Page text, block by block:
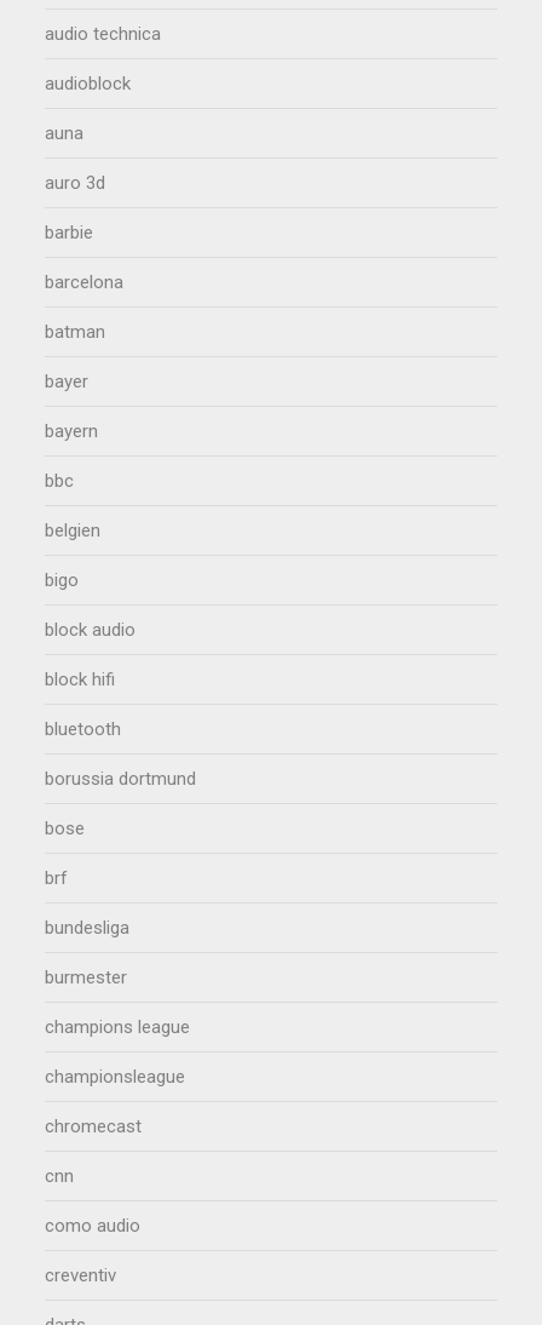
audio technica
audioblock
auna
auro 3d
barbie
barcelona
batman
bayer
bayern
bbc
belgien
bigo
block audio
block hifi
bluetooth
borussia dortmund
bose
brf
bundesliga
burmester
champions league
championsleague
chromecast
cnn
como audio
creventiv